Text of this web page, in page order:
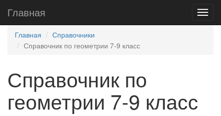
Главная
Главная
Справочники
Справочник по геометрии 7-9 класс
Справочник по
геометрии 7-9 класс